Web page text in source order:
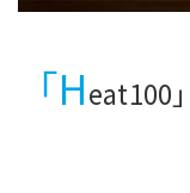
「Heat100